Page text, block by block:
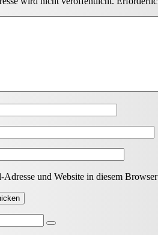
und Website in diesem